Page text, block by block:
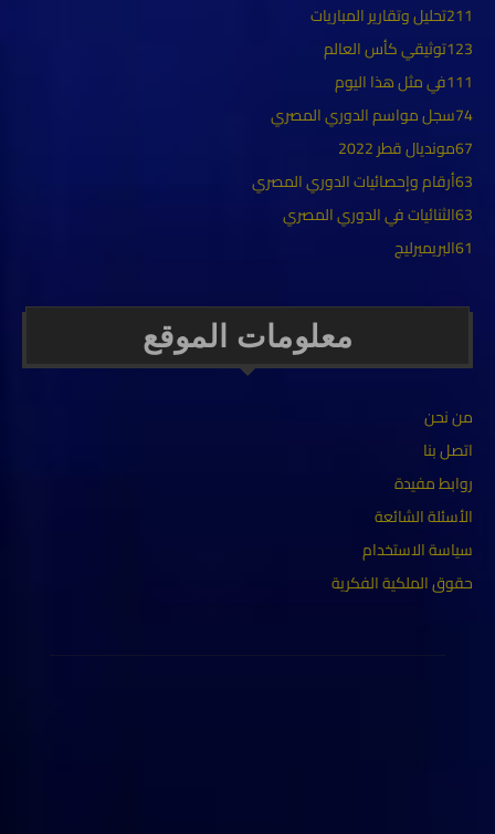
تحليل وتقارير المباريات211
توثيقي كأس العالم123
في مثل هذا اليوم111
سجل مواسم الدوري المصري74
مونديال قطر 202267
أرقام وإحصائيات الدوري المصري63
الثنائيات في الدوري المصري63
البريميرليج61
معلومات الموقع
من نحن
اتصل بنا
روابط مفيدة
الأسئلة الشائعة
سياسة الاستخدام
حقوق الملكية الفكرية